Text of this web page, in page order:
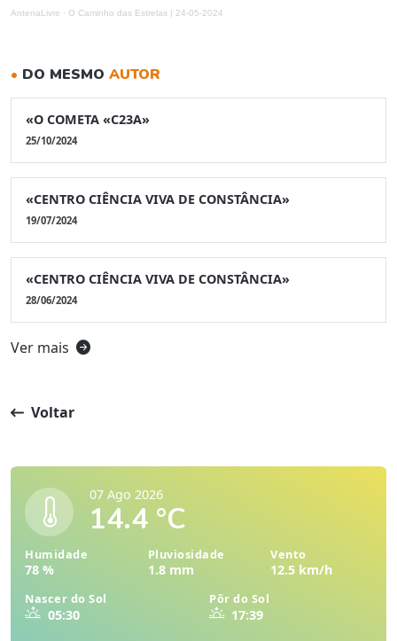
• DO MESMO AUTOR
«O COMETA «C23A»
25/10/2024
«CENTRO CIÊNCIA VIVA DE CONSTÂNCIA»
19/07/2024
«CENTRO CIÊNCIA VIVA DE CONSTÂNCIA»
28/06/2024
Ver mais
AntenaLivre · O Caminho das Estrelas | 24-05-2024
Voltar
07 Ago 2026
14.4 °C
Humidade
78 %
Pluviosidade
1.8 mm
Vento
12.5 km/h
Nascer do Sol
05:30
Pôr do Sol
17:39